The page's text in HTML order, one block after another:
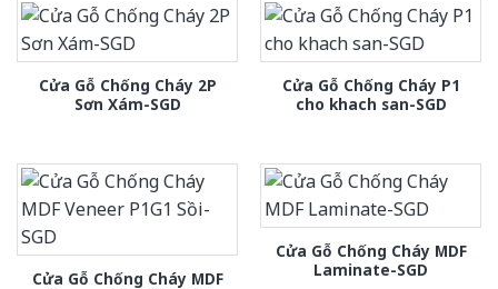
Cửa Gỗ Chống Cháy 2P
Sơn Xám-SGD
Cửa Gỗ Chống Cháy P1
cho khach san-SGD
Cửa Gỗ Chống Cháy MDF
Cửa Gỗ Chống Cháy MDF
Laminate-SGD